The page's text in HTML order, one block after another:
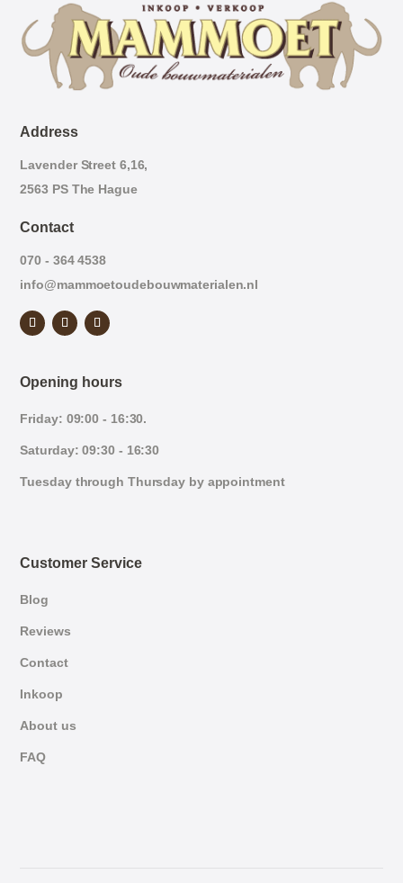
Address
Lavender Street 6,16,
2563 PS The Hague
Contact
070 - 364 4538
info@mammoetoudebouwmaterialen.nl
Opening hours
Friday: 09:00 - 16:30.
Saturday: 09:30 - 16:30
Tuesday through Thursday by appointment
Customer Service
Blog
Reviews
Contact
Inkoop
About us
FAQ